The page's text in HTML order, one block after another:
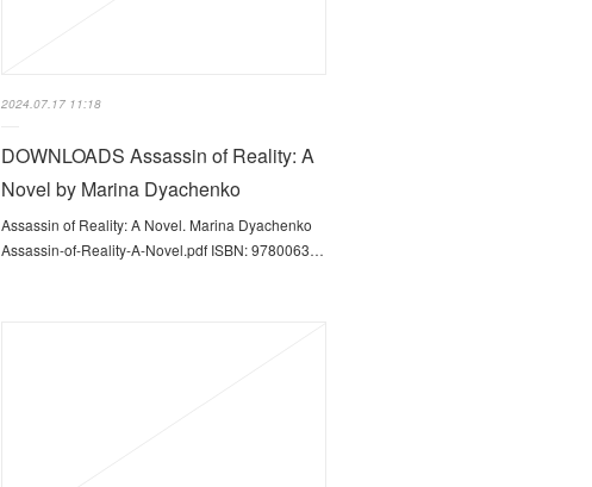
2024.07.17 11:18
DOWNLOADS Assassin of Reality: A
Novel by Marina Dyachenko
Assassin of Reality: A Novel. Marina Dyachenko
Assassin-of-Reality-A-Novel.pdf ISBN: 9780063…